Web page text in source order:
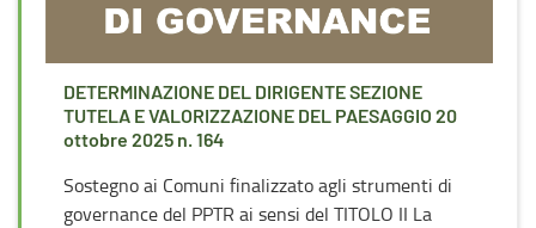
DETERMINAZIONE DEL DIRIGENTE SEZIONE
TUTELA E VALORIZZAZIONE DEL PAESAGGIO 20
ottobre 2025 n. 164
Sostegno ai Comuni finalizzato agli strumenti di
governance del PPTR ai sensi del TITOLO II La